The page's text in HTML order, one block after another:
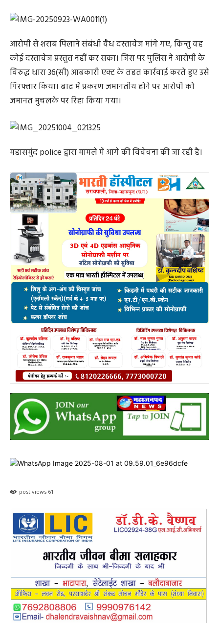
आरोपी से शराब पिलाने संबंधी वैध दस्तावेज मांगे गए, किन्तु वह
कोई दस्तावेज प्रस्तुत नहीं कर सका। जिस पर पुलिस ने आरोपी के
विरुद्ध धारा 36(सी) आबकारी एक्ट के तहत कार्रवाई करते हुए उसे
गिरफ्तार किया। बाद में प्रकरण जमानतीय होने पर आरोपी को
जमानत मुचलके पर रिहा किया गया।
महासमुंद police द्वारा मामले में आगे की विवेचना की जा रही है।
post views 61